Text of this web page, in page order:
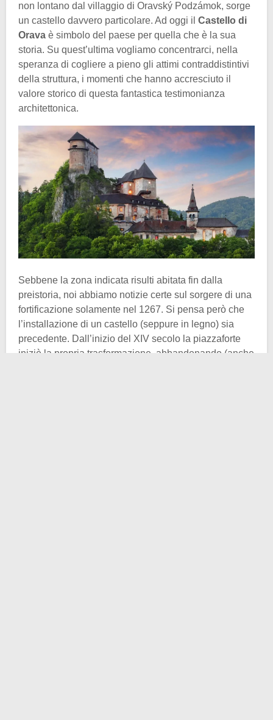
non lontano dal villaggio di Oravský Podzámok, sorge
un castello davvero particolare. Ad oggi il Castello di
Orava è simbolo del paese per quella che è la sua
storia. Su quest’ultima vogliamo concentrarci, nella
speranza di cogliere a pieno gli attimi contraddistintivi
della struttura, i momenti che hanno accresciuto il
valore storico di questa fantastica testimonianza
architettonica.
Sebbene la zona indicata risulti abitata fin dalla
preistoria, noi abbiamo notizie certe sul sorgere di una
fortificazione solamente nel 1267. Si pensa però che
l’installazione di un castello (seppure in legno) sia
precedente. Dall’inizio del XIV secolo la piazzaforte
iniziò la propria trasformazione, abbandonando (anche